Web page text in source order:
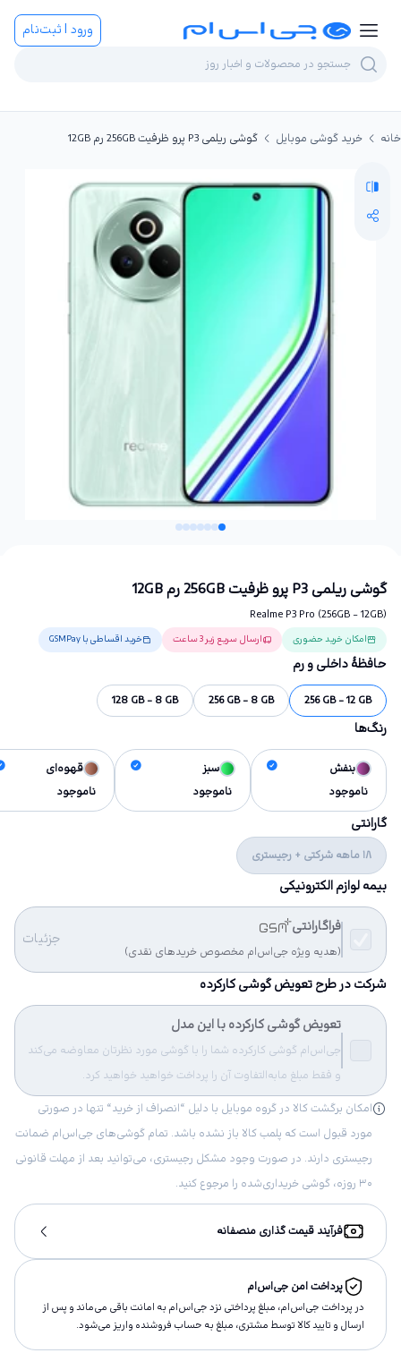
ورود | ثبت‌نام
خانه خرید گوشی موبایل گوشی ریلمی P3 پرو ظرفیت 256GB رم 12GB
گوشی ریلمی P3 پرو ظرفیت 256GB رم 12GB
Realme P3 Pro (256GB - 12GB)
امکان خرید حضوری ارسال سریع زیر 3 ساعت خرید اقساطی با GSMPay
حافظهٔ داخلی و رم
256 GB - 12 GB
256 GB - 8 GB
128 GB - 8 GB
رنگ‌ها
بنفش
ناموجود
سبز
ناموجود
قهوه‌ای
ناموجود
گارانتی
18 ماهه شرکتی + رجیستری
بیمه لوازم الکترونیکی
فراگارانتی
(هدیه ویژه جی‌اس‌ام مخصوص خریدهای نقدی)
جزئیات
شرکت در طرح تعویض گوشی کارکرده
تعویض گوشی کارکرده با این مدل
جی‌اس‌ام گوشی کارکرده شما را با گوشی مورد نظرتان معاوضه می‌کند
و فقط مبلغ مابه‌التفاوت آن را پرداخت خواهید خواهید کرد.
امکان برگشت کالا در گروه موبایل با دلیل “انصراف از خرید“ تنها در صورتی
مورد قبول است که پلمب کالا باز نشده باشد. تمام گوشی‌های جی‌اس‌ام ضمانت
رجیستری دارند. در صورت وجود مشکل رجیستری، می‌توانید بعد از مهلت قانونی
۳۰ روزه، گوشی خریداری‌شده را مرجوع کنید.
فرآیند قیمت گذاری منصفانه
پرداخت امن جی‌اس‌ام
در پرداخت جی‌اس‌ام، مبلغ پرداختى نزد جی‌اس‌ام به امانت باقى مى‌ماند و پس از
ارسال و تاييد كالا توسط مشتری، مبلغ به حساب فروشنده واريز مى‌شود.